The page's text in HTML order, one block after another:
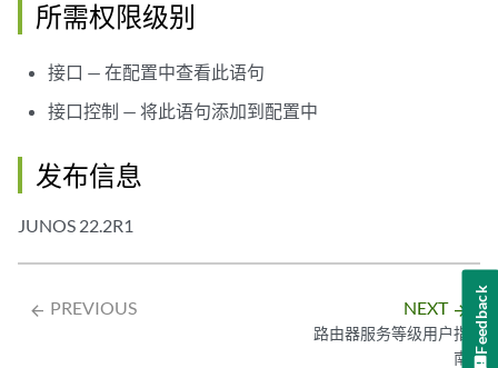
所需权限级别
接口 — 在配置中查看此语句
接口控制 — 将此语句添加到配置中
发布信息
JUNOS 22.2R1
arrow_backward PREVIOUS NEXT arrow_forward
路由器服务等级用户指
南
Feedback